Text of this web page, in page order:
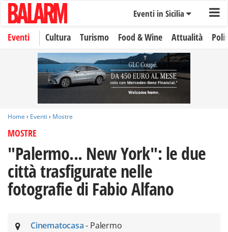
Eventi in Sicilia
Eventi Cultura Turismo Food & Wine Attualità
Home › Eventi › Mostre
MOSTRE
"Palermo... New York": le due
città trasfigurate nelle
fotografie di Fabio Alfano
Cinematocasa- Palermo